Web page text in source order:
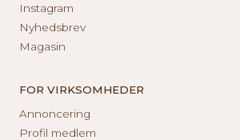
Instagram
Nyhedsbrev
Magasin
FOR VIRKSOMHEDER
Annoncering
Profil medlem